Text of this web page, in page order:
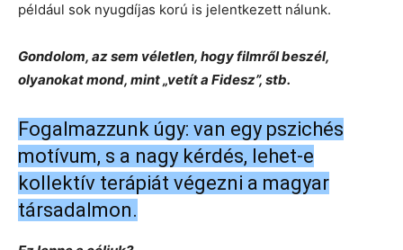
például sok nyugdíjas korú is jelentkezett nálunk.
Gondolom, az sem véletlen, hogy filmről beszél,
olyanokat mond, mint „vetít a Fidesz”, stb.
Fogalmazzunk úgy: van egy pszichés
motívum, s a nagy kérdés, lehet-e
kollektív terápiát végezni a magyar
társadalmon.